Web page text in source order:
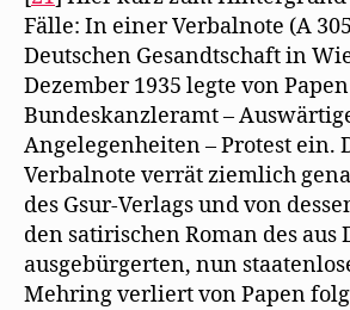
Fälle: In einer Verbalnote (A
Deutschen Gesandtschaft in
Dezember 1935 legte von
Bundeskanzleramt –
Angelegenheiten – Protest ein.
Verbalnote verrät ziemlich
des Gsur-Verlags und von
den satirischen Roman des aus
ausgebürgerten, nun
Mehring verliert von Papen